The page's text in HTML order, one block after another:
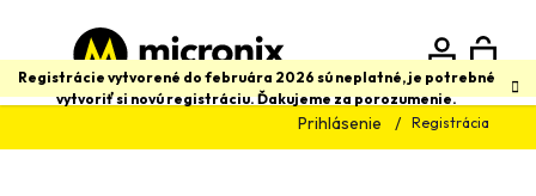
obsah
Registrácie vytvorené do februára 2026 sú neplatné, je potrebné
vytvoriť si novú registráciu. Ďakujeme za porozumenie.
Prihlásenie Registrácia
Hľadať